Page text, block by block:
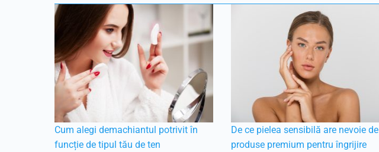
Cum alegi demachiantul potrivit în
funcție de tipul tău de ten
De ce pielea sensibilă are nevoie de
produse premium pentru îngrijire